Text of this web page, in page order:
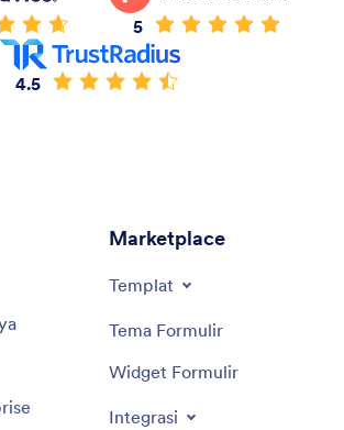
5
4.5
Marketplace
Templat
Tema Formulir
Widget Formulir
Integrasi